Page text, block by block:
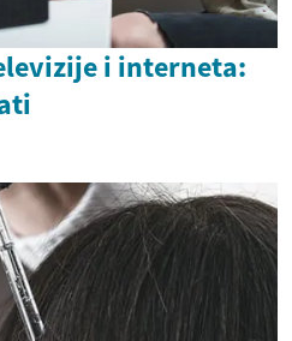
i interneta: